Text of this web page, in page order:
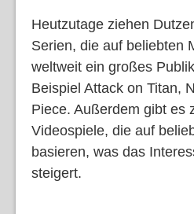
Heutzutage ziehen
Serien, die auf beliebten
weltweit ein großes
Beispiel Attack on Titan,
Piece. Außerdem gibt es
Videospiele, die auf
basieren, was das
steigert.